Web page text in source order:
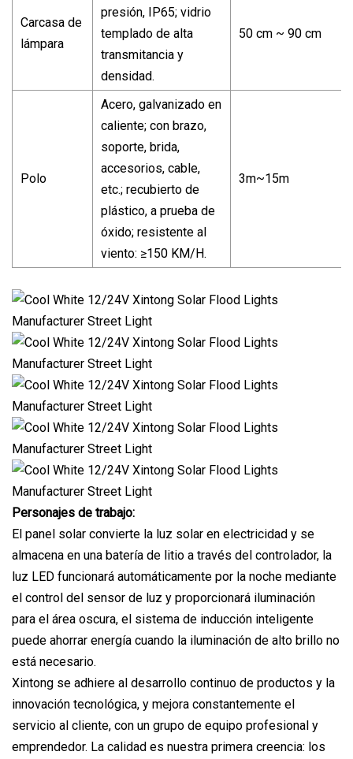
Carcasa de
lámpara
presión, IP65; vidrio
templado de alta
transmitancia y
densidad.
50 cm ~ 90 cm
Polo
Acero, galvanizado en
caliente; con brazo,
soporte, brida,
accesorios, cable,
etc.; recubierto de
plástico, a prueba de
óxido; resistente al
viento: ≥150 KM/H.
3m~15m
Personajes de trabajo:
El panel solar convierte la luz solar en electricidad y se
almacena en una batería de litio a través del controlador, la
luz LED funcionará automáticamente por la noche mediante
el control del sensor de luz y proporcionará iluminación
para el área oscura, el sistema de inducción inteligente
puede ahorrar energía cuando la iluminación de alto brillo no
está necesario.
Xintong se adhiere al desarrollo continuo de productos y la
innovación tecnológica, y mejora constantemente el
servicio al cliente, con un grupo de equipo profesional y
emprendedor. La calidad es nuestra primera creencia: los